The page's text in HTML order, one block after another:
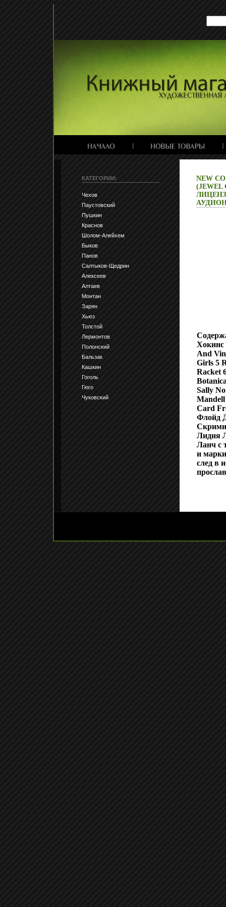
КАТЕГОРИИ:
Чехов
Паустовский
Пушкин
Краснов
Шолом-Алейхем
Быков
Панов
Салтыков-Щедрин
Алексеев
Алтаев
Монтан
Зарян
Хьюз
Толстой
Лермонтов
Полонский
Бальзак
Кашкин
Гоголь
Гюго
Чуковский
NEW
Хокинс
And
Girls 5
Racket
Sally
Card
Флойд
Лидия
Ланч с
и
след в